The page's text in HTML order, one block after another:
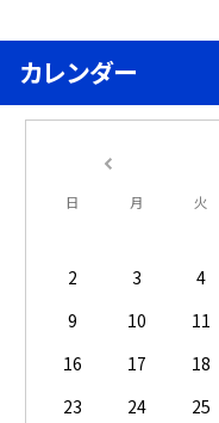
カレンダー
日 月 火
2
3 4
9
10 11
16
17 18
23
24 25